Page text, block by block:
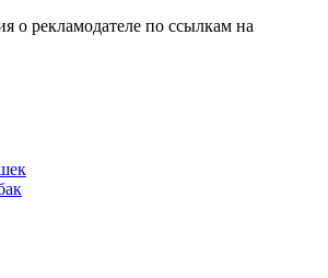
о рекламодателе по ссылкам на